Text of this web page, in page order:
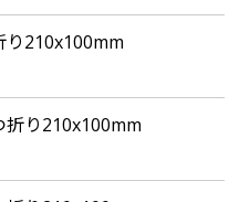
り210x100mm
折り210x100mm